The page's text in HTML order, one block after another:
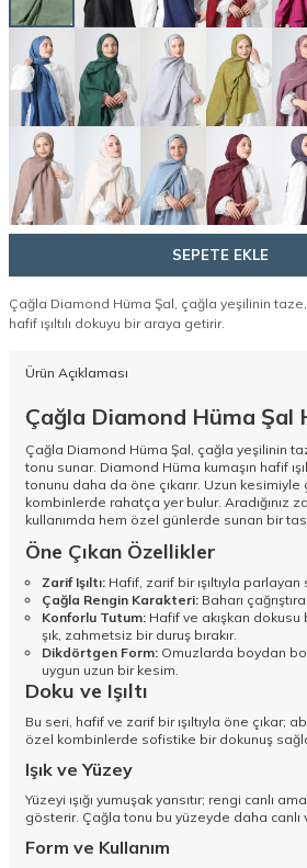
SEPETE EKLE
Çağla Diamond Hüma Şal, çağla yeşilinin
hafif ışıltılı dokuyu bir araya getirir.
Ürün Açıklaması
Çağla Diamond Hüma Şal
Çağla Diamond Hüma Şal, çağla yeşilinin
tonu sunar. Diamond Hüma kumaşın hafif
tonunu daha da öne çıkarır. Uzun kesimiyle
kombinlerde rahatça yer bulur. Aradığınız
kullanımda hem özel günlerde sunan bir
Öne Çıkan Özellikler
Zarif Işıltı: Hafif, zarif bir ışıltıyla
Çağla Rengin Karakteri: Baharı
Konforlu Tutum: Hafif ve akışkan
şık, zahmetsiz bir duruş bırakır.
Dikdörtgen Form: Omuzlarda boydan
uygun uzun bir kesim.
Doku ve Işıltı
Bu seri, hafif ve zarif bir ışıltıyla öne çıkar;
özel kombinlerde sofistike bir dokunuş
Işık ve Yüzey
Yüzeyi ışığı yumuşak yansıtır; rengi canlı
gösterir. Çağla tonu bu yüzeyde daha canlı
Form ve Kullanım